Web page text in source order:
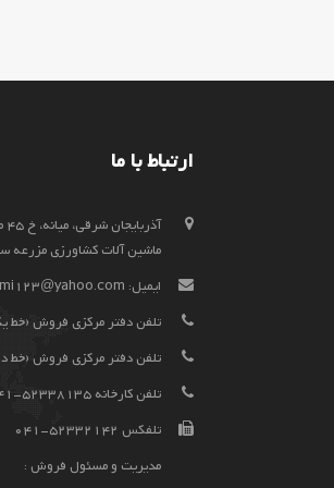
ارتباط با ما
ماشین آلات کشاورزی مزرعه سبز
ایمیل:
تلفن دفتر مرکزی فروش (خط یک )
تلفن دفتر مرکزی فروش (خط دو )
تلفن کارخانه 52338135-041
تلفکس 52332142-041
مدیریت و مسئول فروش :